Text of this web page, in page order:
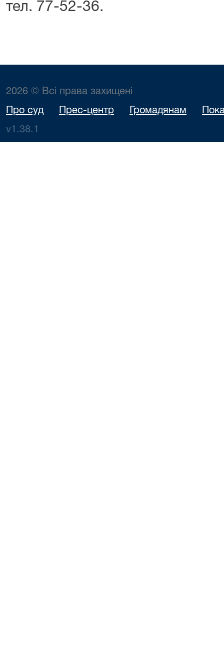
тел. 77-52-36.
2026 © Всі права захищені
Про суд Прес-центр Громадянам
v1.38.1